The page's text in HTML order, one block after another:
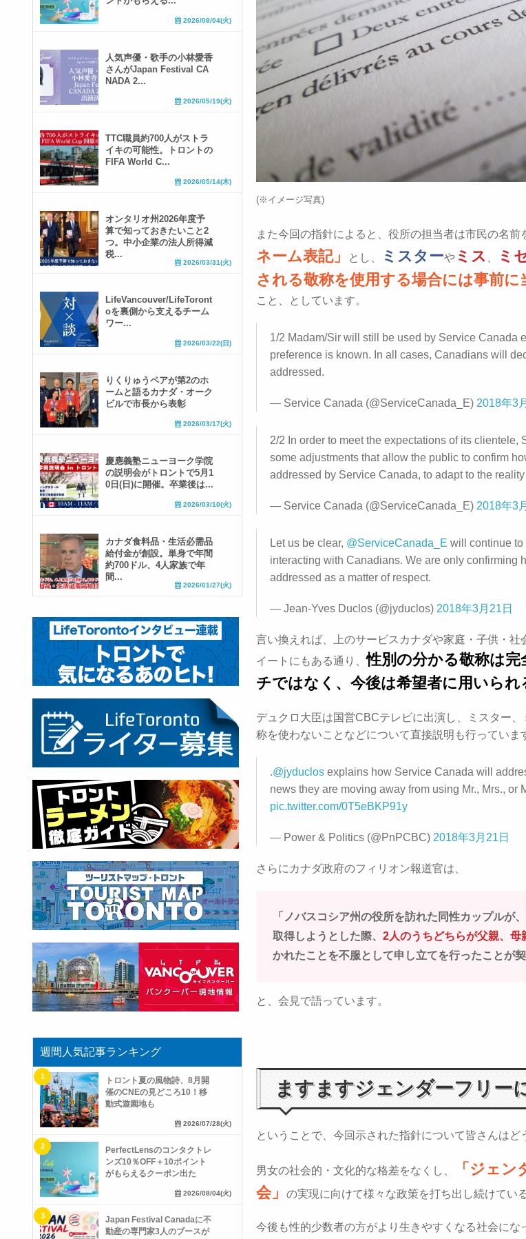
(※イメージ写真)
また今回の指針によると、役所の担当者は市民の名前
ネーム表記」
とし、 ミスターや ミス 、 ミ
される敬称を使用する場合には事前に
こと、としています。
1/2 Madam/Sir will still be used by Service Canada
preference is known. In all cases, Canadians will
addressed.
— Service Canada (@ServiceCanada_E) 2018年3
2/2 In order to meet the expectations of its clientele,
some adjustments that allow the public to confirm
addressed by Service Canada, to adapt to the
— Service Canada (@ServiceCanada_E) 2018年3
Let us be clear, @ServiceCanada_E will continue to
interacting with Canadians. We are only confirming
addressed as a matter of respect.
— Jean-Yves Duclos (@jyduclos) 2018年3月21日
言い換えれば、上のサービスカナダや家庭・子供・社
イートにもある通り、性別の分かる敬称は
チではなく、今後は希望者に用いられ
デュクロ大臣は国営CBCテレビに出演し、ミスター
称を使わないことなどについて直接説明も行っていま
.@jyduclos explains how Service Canada will
news they are moving away from using Mr., Mrs., or
pic.twitter.com/0T5eBKP91y
— Power & Politics (@PnPCBC) 2018年3月21日
さらにカナダ政府のフィリオン報道官は、
「ノバスコシア州の役所を訪れた同性カップルが
取得しようとした際、 2人のうちどちらが父親、母
かれたことを不服として申し立てを行ったことが契
と、会見で語っています。
ますますジェンダーフリー
ということで、今回示された指針について皆さんはど
男女の社会的・文化的な格差をなくし、
「ジェ
会」
の実現に向けて様々な政策を打ち出し続けてい
今後も性的少数者の方がより生きやすくなる社会にな
2026/08/04(火)
人気声優・歌手の小林愛香
さんがJapan Festival CA
NADA 2...
2026/05/19(火)
TTC職員約700人がストラ
イキの可能性。トロントの
FIFA World C...
2026/05/14(木)
オンタリオ州2026年度予
算で知っておきたいこと2
つ。中小企業の法人所得減
税...
2026/03/31(火)
LifeVancouver/LifeToront
oを裏側から支えるチーム
ワー...
2026/03/22(日)
りくりゅうペアが第2のホ
ームと語るカナダ・オーク
ビルで市長から表彰
2026/03/17(火)
慶應義塾ニューヨーク学院
の説明会がトロントで5月1
0日(日)に開催。卒業後は...
2026/03/10(火)
カナダ食料品・生活必需品
給付金が創設。単身で年間
約700ドル、4人家族で年
間...
2026/01/27(火)
週間人気記事ランキング
トロント夏の風物詩、8月開
催のCNEの見どころ10！移
動式遊園地も
2026/07/28(火)
PerfectLensのコンタクトレ
ンズ10％OFF＋10ポイント
がもらえるクーポン出た
2026/08/04(火)
Japan Festival Canadaに不
動産の専門家3人のブースが